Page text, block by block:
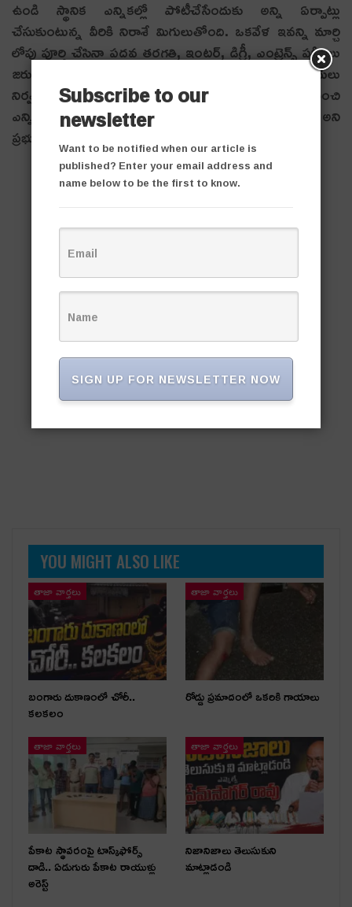
ఉండి స్థానిక ఎన్నికల్లో పోటీచేసేందుకు అన్ని ఏర్పాట్లు
చేసుకుంటున్న వీరికి నిరాశే మిగులుతోంది. ఒకవేళ ఇవన్ని మార్చి
లోపు పూర్తి చేసినా ప‌ద‌వ త‌ర‌గ‌తి, ఇంటర్, డిగ్రీ, ఎంట్రెన్స్ పరీక్షలు
జరుగుతాయి. స్థానిక సంస్థల ఎన్నికల్లో టీచర్లు విధులు
నిర్వహించాల్సి ఉంటుంది కాబట్టి మే మొదటి వారం నుంచి
ఎన్నికల ప్రక్రియ ప్రారంభిస్తే జూన్ వరకు పూర్తి చేయవచ్చు అని
ప్రభుత్వం ఆలోచనలో ఉన్నట్లుగా తెలుస్తోంది.
YOU MIGHT ALSO LIKE
తాజా వార్తలు
బంగారు దుకాణంలో చోరీ..
కలకలం
తాజా వార్తలు
రోడ్డు ప్రమాదంలో ఒకరికి గాయాలు
తాజా వార్తలు
పేకాట స్థావరంపై టాస్క్‌ఫోర్స్
దాడి.. ఏడుగురు పేకాట రాయుళ్లు
అరెస్ట్
తాజా వార్తలు
నిజానిజాలు తెలుసుకుని
మాట్లాడండి
Subscribe to our
newsletter
Want to be notified when our article is
published? Enter your email address and
name below to be the first to know.
SIGN UP FOR NEWSLETTER NOW